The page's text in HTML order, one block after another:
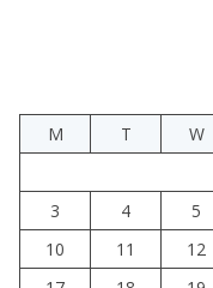
M
T W
3
4 5
10
11 12